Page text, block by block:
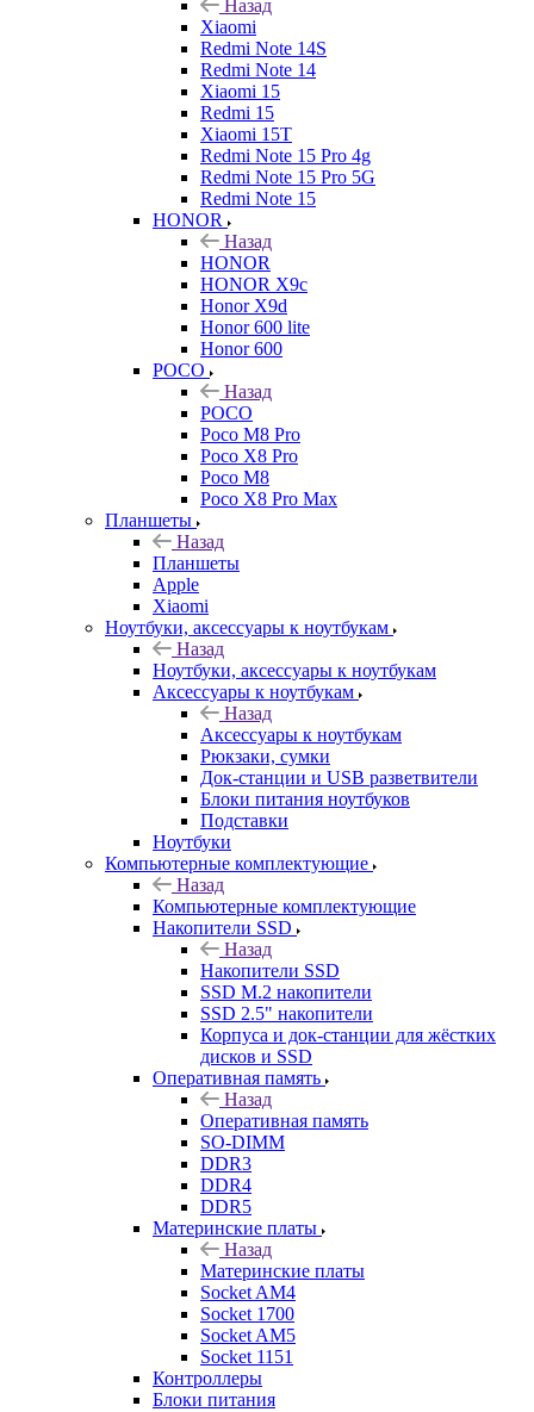
Назад
Xiaomi
Redmi Note 14S
Redmi Note 14
Xiaomi 15
Redmi 15
Xiaomi 15T
Redmi Note 15 Pro 4g
Redmi Note 15 Pro 5G
Redmi Note 15
HONOR
Назад
HONOR
HONOR X9c
Honor X9d
Honor 600 lite
Honor 600
POCO
Назад
POCO
Poco M8 Pro
Poco X8 Pro
Poco M8
Poco X8 Pro Max
Планшеты
Назад
Планшеты
Apple
Xiaomi
Ноутбуки, аксессуары к ноутбукам
Назад
Ноутбуки, аксессуары к ноутбукам
Аксессуары к ноутбукам
Назад
Аксессуары к ноутбукам
Рюкзаки, сумки
Док-станции и USB разветвители
Блоки питания ноутбуков
Подставки
Ноутбуки
Компьютерные комплектующие
Назад
Компьютерные комплектующие
Накопители SSD
Назад
Накопители SSD
SSD M.2 накопители
SSD 2.5" накопители
Корпуса и док-станции для жёстких
дисков и SSD
Оперативная память
Назад
Оперативная память
SO-DIMM
DDR3
DDR4
DDR5
Материнские платы
Назад
Материнские платы
Socket AM4
Socket 1700
Socket AM5
Socket 1151
Контроллеры
Блоки питания